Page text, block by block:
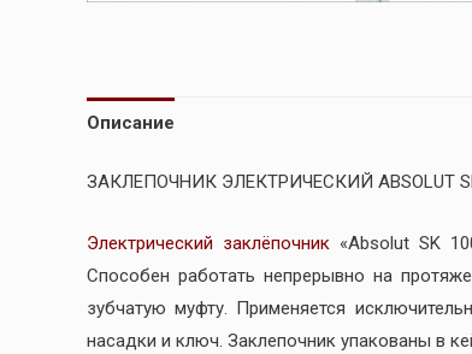
Описание
ЗАКЛЕПОЧНИК ЭЛЕКТРИЧЕСКИЙ ABSOLUT
Электрический заклёпочник «Absolut SK
Способен работать непрерывно на
зубчатую муфту. Применяется
насадки и ключ. Заклепочник упакованы в